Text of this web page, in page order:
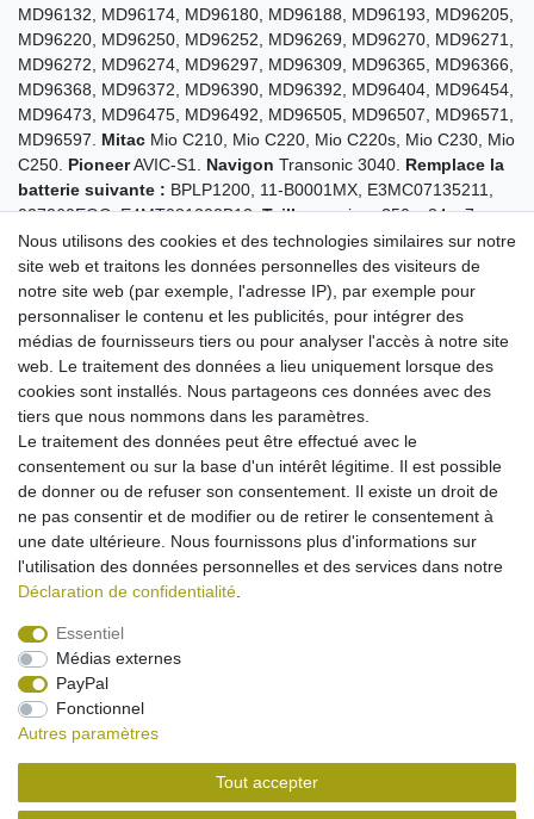
MD96132, MD96174, MD96180, MD96188, MD96193, MD96205,
MD96220, MD96250, MD96252, MD96269, MD96270, MD96271,
MD96272, MD96274, MD96297, MD96309, MD96365, MD96366,
MD96368, MD96372, MD96390, MD96392, MD96404, MD96454,
MD96473, MD96475, MD96492, MD96505, MD96507, MD96571,
MD96597. Mitac Mio C210, Mio C220, Mio C220s, Mio C230, Mio
C250. PioneerAVIC-S1. Navigon Transonic 3040. Remplace la
batterie suivante : BPLP1200, 11-B0001MX, E3MC07135211,
027260EOC, E4MT081202B12.Taille :environ ?50 x 34 x 7 mm.
Capacité : 1250 mAh.
Temps de veille et de conversation longs
capacité maximale possible pour ce type de batterie !
cellules haute qualité garantissant une grande longévité
parfaitement adaptée
remplace la batterie d'origine des types cités plus haut
chargement avec chaque chargeur compatible avec
l'appareil
pas d'effet mémoire
équipée d'une protection contre les
surcharge/surchauffe/court-circuit
sécurité maximale possible !
Mentions légales
Conditions générales
Contact
Nous utilisons des cookies et des technologies similaires sur notre
site web et traitons les données personnelles des visiteurs de
notre site web (par exemple, l'adresse IP), par exemple pour
personnaliser le contenu et les publicités, pour intégrer des
médias de fournisseurs tiers ou pour analyser l'accès à notre site
web. Le traitement des données a lieu uniquement lorsque des
cookies sont installés. Nous partageons ces données avec des
tiers que nous nommons dans les paramètres.
Le traitement des données peut être effectué avec le
consentement ou sur la base d'un intérêt légitime. Il est possible
de donner ou de refuser son consentement. Il existe un droit de
ne pas consentir et de modifier ou de retirer le consentement à
une date ultérieure. Nous fournissons plus d'informations sur
l'utilisation des données personnelles et des services dans notre
Déclaration de confidentialité
Essentiel
Médias externes
PayPal
Fonctionnel
Autres paramètres
Tout accepter